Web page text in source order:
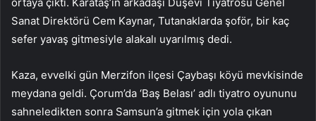
ortaya çıktı. Karataş’ın arkadaşı Düşevi Tiyatrosu Genel
Sanat Direktörü Cem Kaynar, Tutanaklarda şoför, bir kaç
sefer yavaş gitmesiyle alakalı uyarılmış dedi.
Kaza, evvelki gün Merzifon ilçesi Çaybaşı köyü mevkisinde
meydana geldi. Çorum’da ‘Baş Belası’ adlı tiyatro oyununu
sahneledikten sonra Samsun’a gitmek için yola çıkan